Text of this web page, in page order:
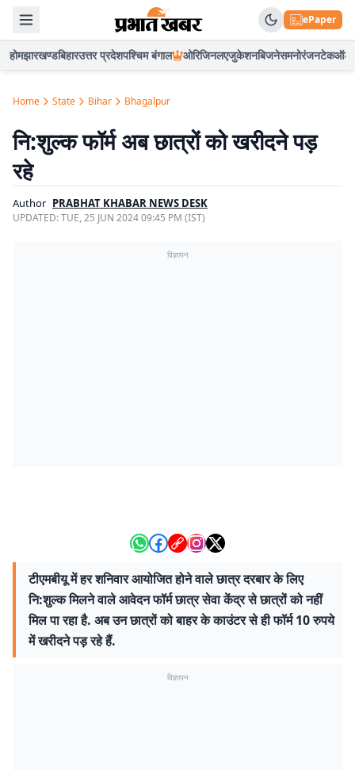
ePaper
होमझारखण्डबिहारउत्तर प्रदेशपश्चिम बंगाल ओरिजिनलएजुकेशनबिजनेसमनोरंजनटेकऑटो
Home State Bihar Bhagalpur
नि:शुल्क फॉर्म अब छात्रों को खरीदने पड़
रहे
Author PRABHAT KHABAR NEWS DESK
UPDATED:TUE, 25 JUN 2024 09:45 PM (IST)
विज्ञापन
टीएमबीयू में हर शनिवार आयोजित होने वाले छात्र दरबार के लिए
नि:शुल्क मिलने वाले आवेदन फॉर्म छात्र सेवा केंद्र से छात्रों को नहीं
मिल पा रहा है. अब उन छात्रों को बाहर के काउंटर से ही फॉर्म 10 रुपये
में खरीदने पड़ रहे हैं.
विज्ञापन